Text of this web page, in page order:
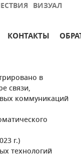
ВИЗУАЛ
КОНТАКТЫ
в
связи,
коммуникаций
г.)
технологий